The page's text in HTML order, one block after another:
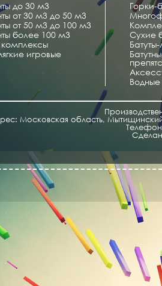
до 30 м3
от 30 м3 до 50 м3
от 50 м3 до 100 м3
более 100 м3
игровые
Горки-
Сухие
Водные
Московская область,